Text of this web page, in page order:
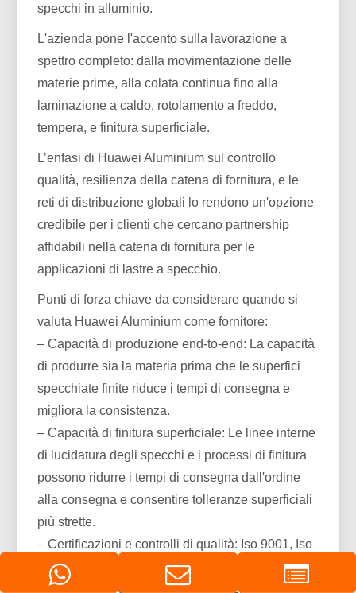
specchi in alluminio.
L'azienda pone l'accento sulla lavorazione a
spettro completo: dalla movimentazione delle
materie prime, alla colata continua fino alla
laminazione a caldo, rotolamento a freddo,
tempera, e finitura superficiale.
L’enfasi di Huawei Aluminium sul controllo
qualità, resilienza della catena di fornitura, e le
reti di distribuzione globali lo rendono un'opzione
credibile per i clienti che cercano partnership
affidabili nella catena di fornitura per le
applicazioni di lastre a specchio.
Punti di forza chiave da considerare quando si
valuta Huawei Aluminium come fornitore:
– Capacità di produzione end-to-end: La capacità
di produrre sia la materia prima che le superfici
specchiate finite riduce i tempi di consegna e
migliora la consistenza.
– Capacità di finitura superficiale: Le linee interne
di lucidatura degli specchi e i processi di finitura
possono ridurre i tempi di consegna dall'ordine
alla consegna e consentire tolleranze superficiali
più strette.
– Certificazioni e controlli di qualità: Iso 9001, Iso
14001, e le certificazioni di processo pertinenti
nel settore aerospaziale o dell'edilizia sono